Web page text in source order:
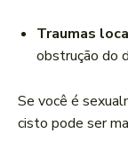
Traumas
obstrução do
Se você é
cisto pode ser